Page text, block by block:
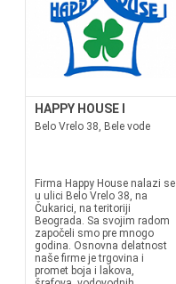
HAPPY HOUSE I
Belo Vrelo 38, Bele vode
Firma Happy House nalazi se
u ulici Belo Vrelo 38, na
Čukarici, na teritoriji
Beograda. Sa svojim radom
započeli smo pre mnogo
godina. Osnovna delatnost
naše firme je trgovina i
promet boja i lakova,